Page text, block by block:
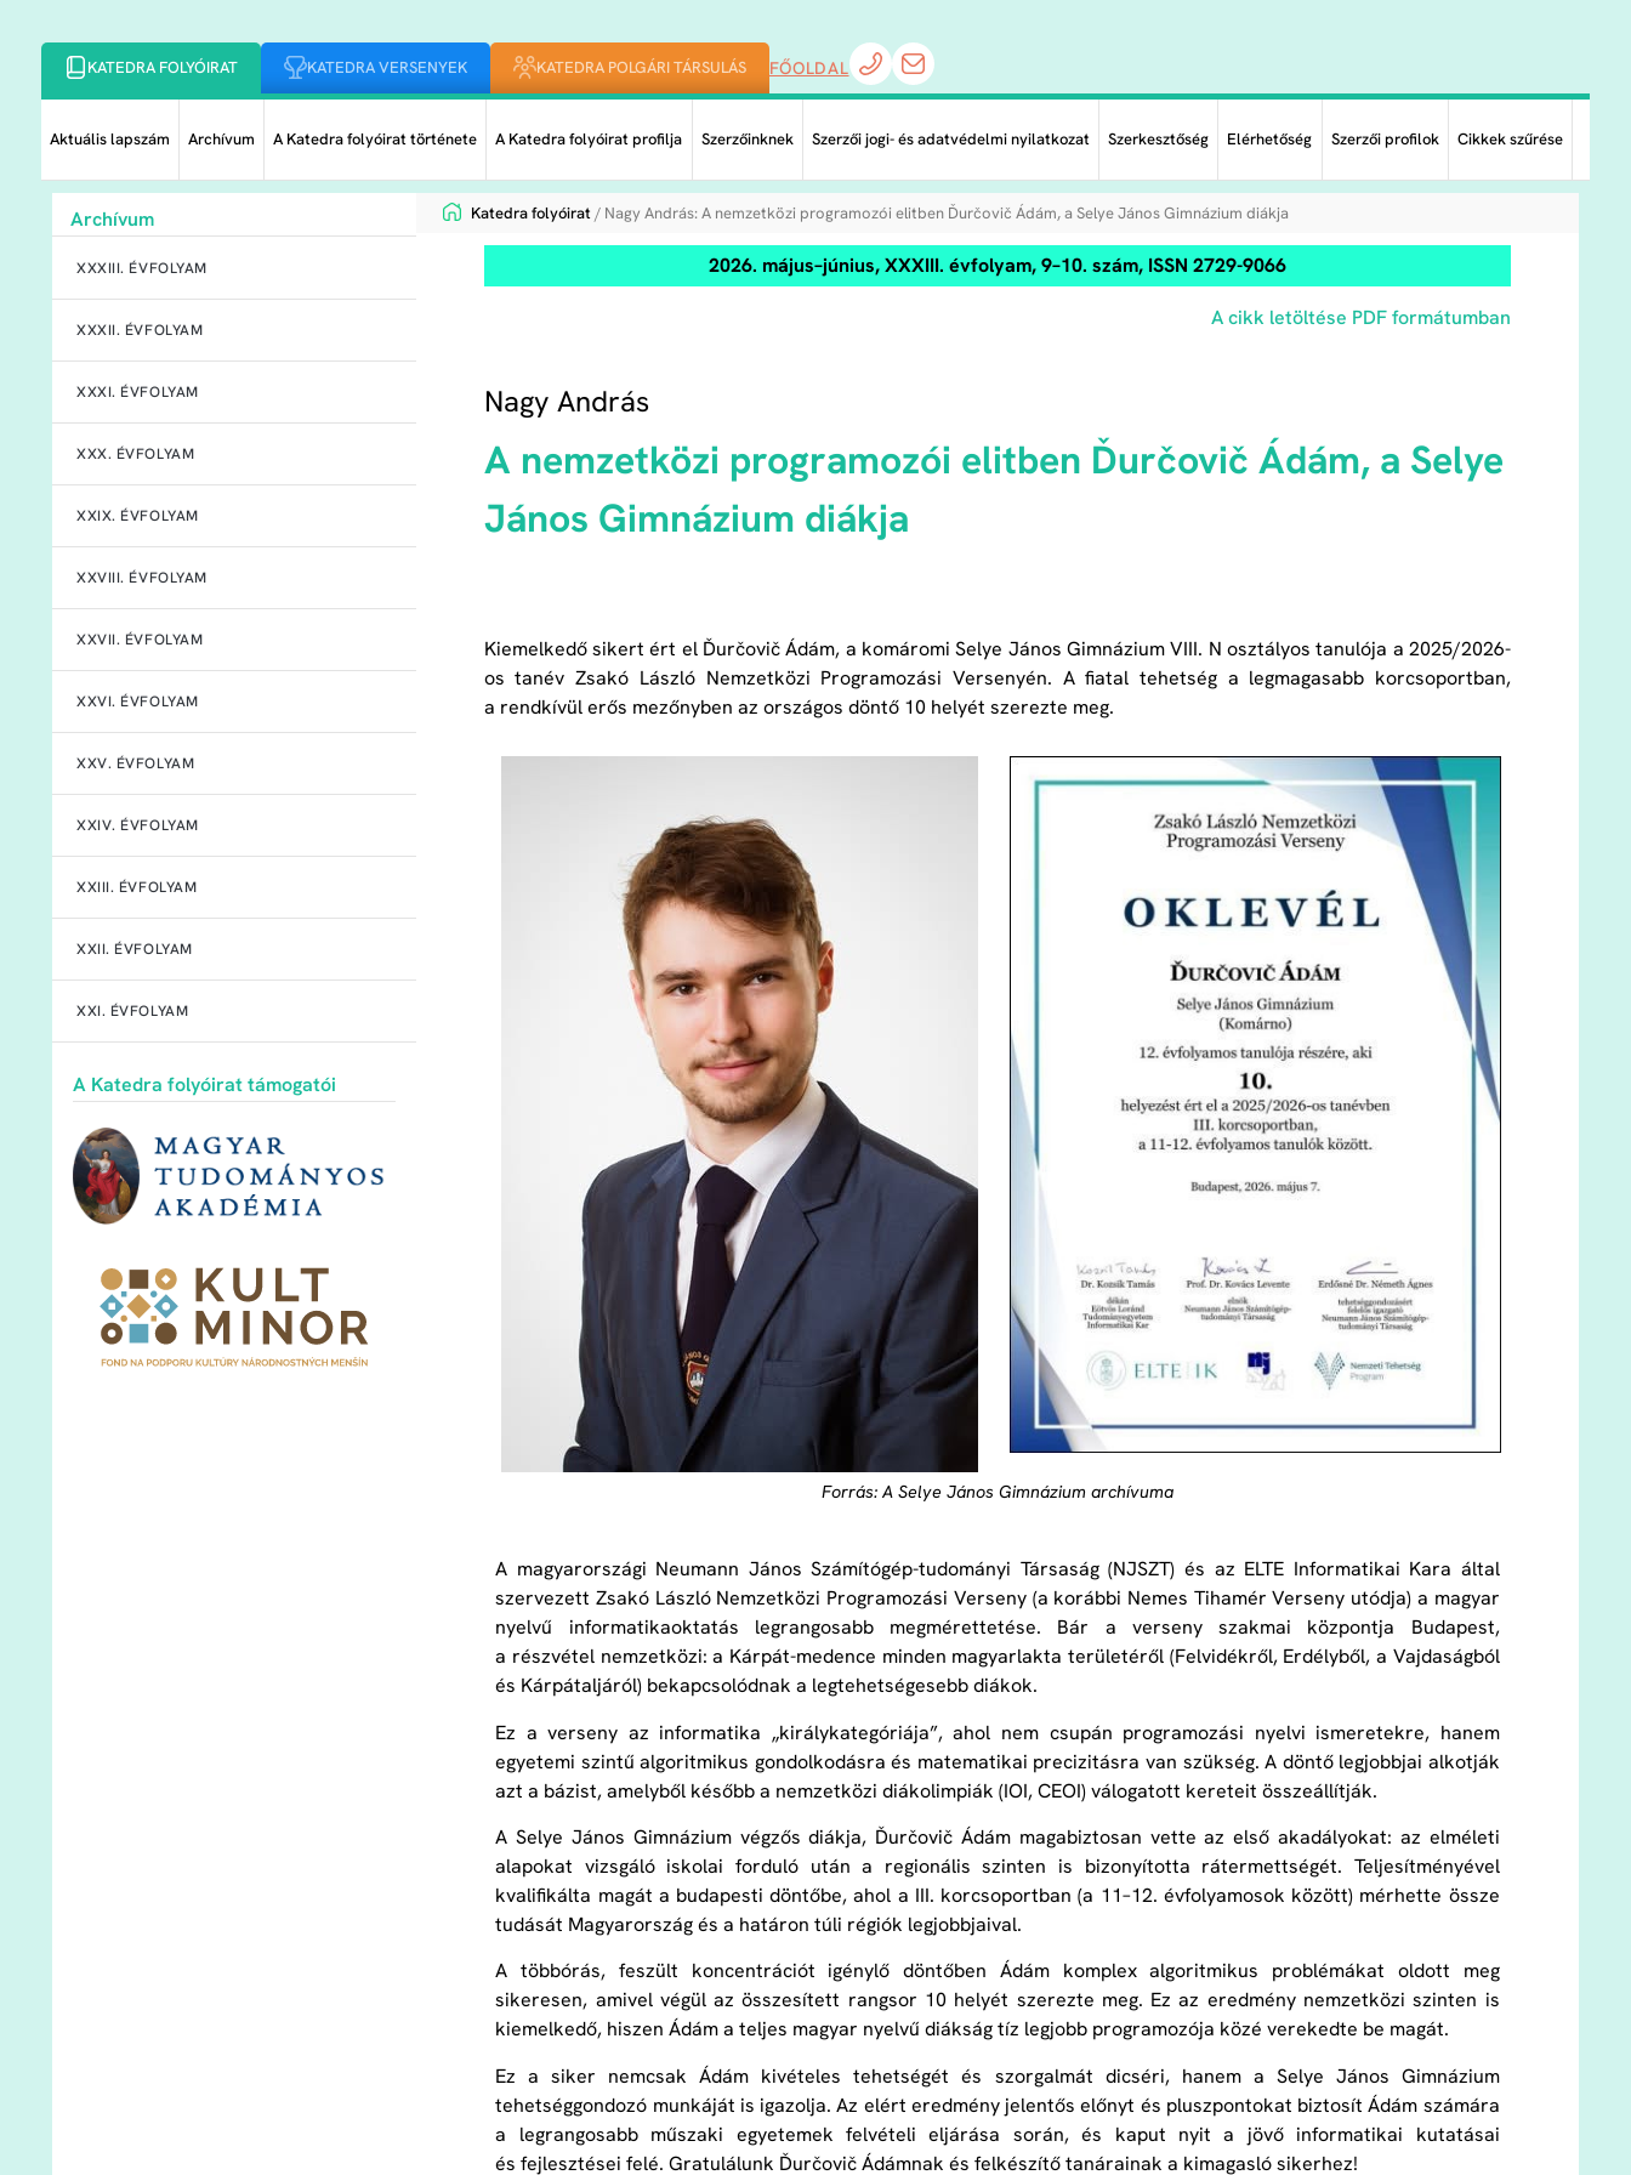
KATEDRA FOLYÓIRAT KATEDRA VERSENYEK KATEDRA POLGÁRI TÁRSULÁS FŐOLDAL
Aktuális lapszám Archívum A Katedra folyóirat története A Katedra folyóirat profilja Szerzőinknek Szerzői jogi- és adatvédelmi nyilatkozat Szerkesztőség Elérhetőség Szerzői profilok Cikkek szűrése
Archívum
XXXIII. ÉVFOLYAM
XXXII. ÉVFOLYAM
XXXI. ÉVFOLYAM
XXX. ÉVFOLYAM
XXIX. ÉVFOLYAM
XXVIII. ÉVFOLYAM
XXVII. ÉVFOLYAM
XXVI. ÉVFOLYAM
XXV. ÉVFOLYAM
XXIV. ÉVFOLYAM
XXIII. ÉVFOLYAM
XXII. ÉVFOLYAM
XXI. ÉVFOLYAM
A Katedra folyóirat támogatói
Katedra folyóirat/ Nagy András: A nemzetközi programozói elitben Ďurčovič Ádám, a Selye János Gimnázium diákja
2026. május–június, XXXIII. évfolyam, 9–10. szám, ISSN 2729-9066
A cikk letöltése PDF formátumban
Nagy András
A nemzetközi programozói elitben Ďurčovič Ádám, a Selye
János Gimnázium diákja
Kiemelkedő sikert ért el Ďurčovič Ádám, a komáromi Selye János Gimnázium VIII. N osztályos tanulója a 2025/2026-
os tanév Zsakó László Nemzetközi Programozási Versenyén. A fiatal tehetség a legmagasabb korcsoportban,
a rendkívül erős mezőnyben az országos döntő 10 helyét szerezte meg.
Forrás: A Selye János Gimnázium archívuma
A magyarországi Neumann János Számítógép-tudományi Társaság (NJSZT) és az ELTE Informatikai Kara által
szervezett Zsakó László Nemzetközi Programozási Verseny (a korábbi Nemes Tihamér Verseny utódja) a magyar
nyelvű informatikaoktatás legrangosabb megmérettetése. Bár a verseny szakmai központja Budapest,
a részvétel nemzetközi: a Kárpát-medence minden magyarlakta területéről (Felvidékről, Erdélyből, a Vajdaságból
és Kárpátaljáról) bekapcsolódnak a legtehetségesebb diákok.
Ez a verseny az informatika „királykategóriája”, ahol nem csupán programozási nyelvi ismeretekre, hanem
egyetemi szintű algoritmikus gondolkodásra és matematikai precizitásra van szükség. A döntő legjobbjai alkotják
azt a bázist, amelyből később a nemzetközi diákolimpiák (IOI, CEOI) válogatott kereteit összeállítják.
A Selye János Gimnázium végzős diákja, Ďurčovič Ádám magabiztosan vette az első akadályokat: az elméleti
alapokat vizsgáló iskolai forduló után a regionális szinten is bizonyította rátermettségét. Teljesítményével
kvalifikálta magát a budapesti döntőbe, ahol a III. korcsoportban (a 11–12. évfolyamosok között) mérhette össze
tudását Magyarország és a határon túli régiók legjobbjaival.
A többórás, feszült koncentrációt igénylő döntőben Ádám komplex algoritmikus problémákat oldott meg
sikeresen, amivel végül az összesített rangsor 10 helyét szerezte meg. Ez az eredmény nemzetközi szinten is
kiemelkedő, hiszen Ádám a teljes magyar nyelvű diákság tíz legjobb programozója közé verekedte be magát.
Ez a siker nemcsak Ádám kivételes tehetségét és szorgalmát dicséri, hanem a Selye János Gimnázium
tehetséggondozó munkáját is igazolja. Az elért eredmény jelentős előnyt és pluszpontokat biztosít Ádám számára
a legrangosabb műszaki egyetemek felvételi eljárása során, és kaput nyit a jövő informatikai kutatásai
és fejlesztései felé. Gratulálunk Ďurčovič Ádámnak és felkészítő tanárainak a kimagasló sikerhez!